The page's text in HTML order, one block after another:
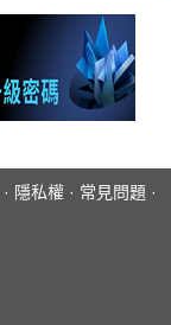
· 隱私權 · 常見問題 ·